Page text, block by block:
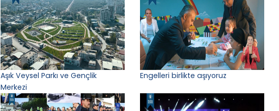
Aşık Veysel Parkı ve Gençlik
Merkezi
Engelleri birlikte aşıyoruz